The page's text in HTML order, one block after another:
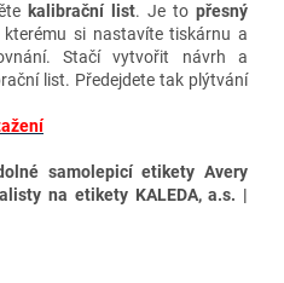
kalibrační list. Je to přesný
kterému si nastavíte tiskárnu a
Stačí vytvořit návrh a
list. Předejdete tak plýtvání
samolepicí etikety Avery
na etikety KALEDA, a.s. |